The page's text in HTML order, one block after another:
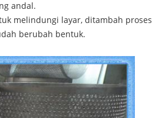
andal.
melindungi layar, ditambah proses
berubah bentuk.